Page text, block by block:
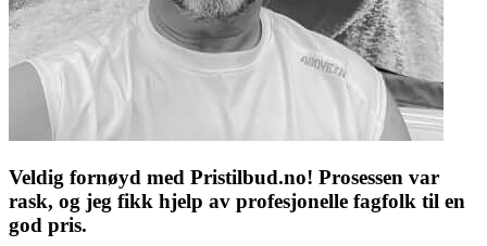
Veldig fornøyd med Pristilbud.no! Prosessen var
rask, og jeg fikk hjelp av profesjonelle fagfolk til en
god pris.